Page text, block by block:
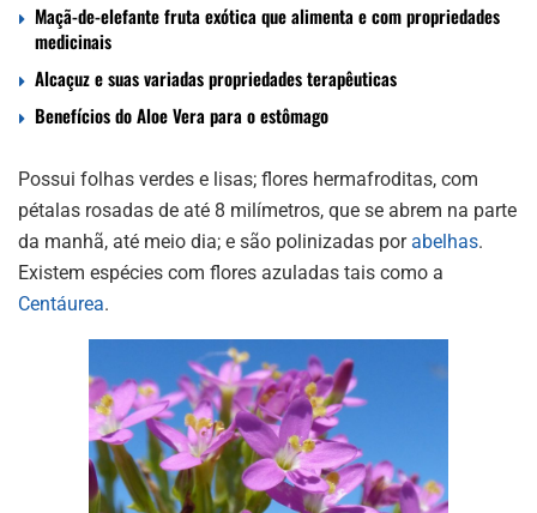
Maçã-de-elefante fruta exótica que alimenta e com propriedades
medicinais
Alcaçuz e suas variadas propriedades terapêuticas
Benefícios do Aloe Vera para o estômago
Possui folhas verdes e lisas; flores hermafroditas, com
pétalas rosadas de até 8 milímetros, que se abrem na parte
da manhã, até meio dia; e são polinizadas porabelhas.
Existem espécies com flores azuladas tais como a
Centáurea.